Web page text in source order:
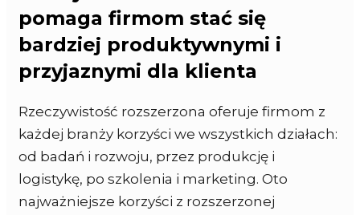
pomaga firmom stać się
bardziej produktywnymi i
przyjaznymi dla klienta
Rzeczywistość rozszerzona oferuje firmom z
każdej branży korzyści we wszystkich działach:
od badań i rozwoju, przez produkcję i
logistykę, po szkolenia i marketing. Oto
najważniejsze korzyści z rozszerzonej